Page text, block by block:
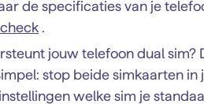
de specificaties van je
.
jouw telefoon dual sim?
stop beide simkaarten
welke sim je